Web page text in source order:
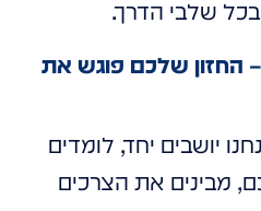
שלבי הדרך.
– החזון שלכם פוגש את
יושבים יחד, לומדים
מבינים את הצרכים